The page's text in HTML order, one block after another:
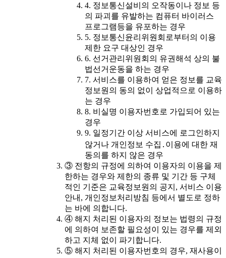
4. 정보통신설비의 오작동이나 정보 등
의 파괴를 유발하는 컴퓨터 바이러스
프로그램등을 유포하는 경우
5. 정보통신윤리위원회로부터의 이용
제한 요구 대상인 경우
6. 선거관리위원회의 유권해석 상의 불
법선거운동을 하는 경우
7. 서비스를 이용하여 얻은 정보를 교육
정보원의 동의 없이 상업적으로 이용하
는 경우
8. 비실명 이용자번호로 가입되어 있는
경우
9. 일정기간 이상 서비스에 로그인하지
않거나 개인정보 수집․이용에 대한 재
동의를 하지 않은 경우
③ 전항의 규정에 의하여 이용자의 이용을 제
한하는 경우와 제한의 종류 및 기간 등 구체
적인 기준은 교육정보원의 공지, 서비스 이용
안내, 개인정보처리방침 등에서 별도로 정하
는 바에 의합니다.
④ 해지 처리된 이용자의 정보는 법령의 규정
에 의하여 보존할 필요성이 있는 경우를 제외
하고 지체 없이 파기합니다.
⑤ 해지 처리된 이용자번호의 경우, 재사용이